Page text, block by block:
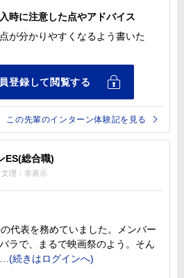
時に注意した点やアドバイス
が分かりやすくなるよう書いた
この先輩のインターン体験記を見る
ES(総合職)
理：非表示
代表を務めていました。メンバー
ラで、まるで映画祭のよう。そん